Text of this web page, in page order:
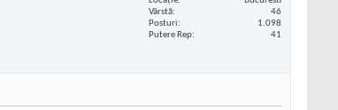
Vârstă
46
Posturi
1.098
Putere Rep
41